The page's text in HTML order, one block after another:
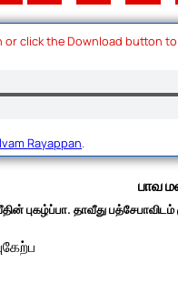
click the Download button to
Rayappan.
பாவ
புகழ்ப்பா. தாவீது